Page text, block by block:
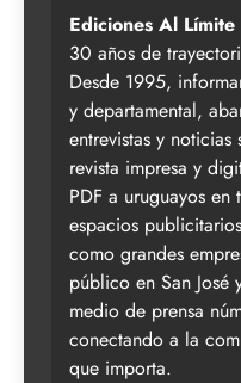
Ediciones Al Límite
30 años de
Desde 1995,
y departamental,
entrevistas y
revista impresa y
PDF a uruguayos
espacios
como grandes
público en San José
medio de prensa
conectando a la
que importa.